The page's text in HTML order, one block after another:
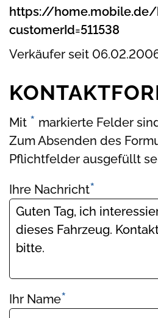
https://
customerId=511538
Verkäufer seit
Mit * markierte Felder
Zum Absenden des
Pflichtfelder ausgefüllt
Pflichtfeld
Ihre Nachricht*
Pflichtfeld
Ihr Name*